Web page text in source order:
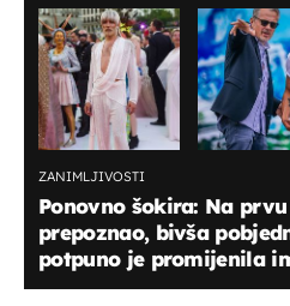
ZANIMLJIVOSTI
Ponovno šokira: Na
prepoznao, bivša
potpuno je promijenila